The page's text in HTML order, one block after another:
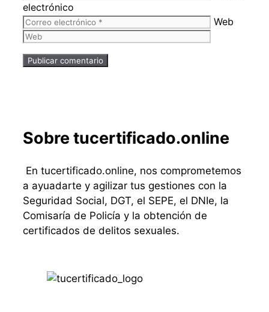
electrónico
Web
Sobre tucertificado.online
En tucertificado.online, nos comprometemos
a ayuadarte y agilizar tus gestiones con la
Seguridad Social, DGT, el SEPE, el DNIe, la
Comisaría de Policía y la obtención de
certificados de delitos sexuales.